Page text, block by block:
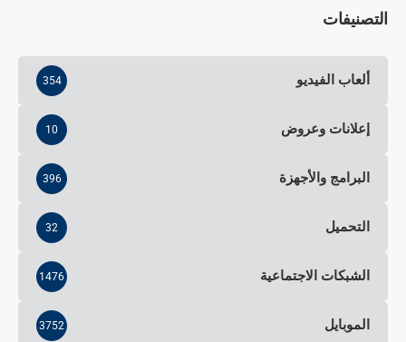
التصنيفات
ألعاب الفيديو 354
إعلانات وعروض 10
البرامج والأجهزة 396
التحميل 32
الشبكات الاجتماعية 1476
الموبايل 3752